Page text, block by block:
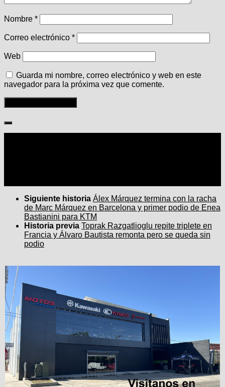
Nombre *
Correo electrónico *
Web
Guarda mi nombre, correo electrónico y web en este
navegador para la próxima vez que comente.
Siguiente historia Álex Márquez termina con la racha
de Marc Márquez en Barcelona y primer podio de Enea
Bastianini para KTM
Historia previa Toprak Razgatlioglu repite triplete en
Francia y Álvaro Bautista remonta pero se queda sin
podio